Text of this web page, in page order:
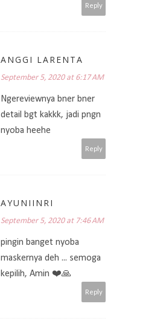
Reply
ANGGI LARENTA
September 5, 2020 at 6:17 AM
Ngereviewnya bner bner
detail bgt kakkk, jadi pngn
nyoba heehe
Reply
AYUNIINRI
September 5, 2020 at 7:46 AM
pingin banget nyoba
maskernya deh ... semoga
kepilih, Amin ❤️🙏
Reply